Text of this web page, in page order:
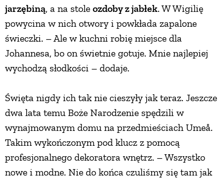
jarzębiną, a na stole ozdoby z jabłek. W Wigilię
powycina w nich otwory i powkłada zapalone
świeczki. – Ale w kuchni robię miejsce dla
Johannesa, bo on świetnie gotuje. Mnie najlepiej
wychodzą słodkości – dodaje.
Święta nigdy ich tak nie cieszyły jak teraz. Jeszcze
dwa lata temu Boże Narodzenie spędzili w
wynajmowanym domu na przedmieściach Umeå.
Takim wykończonym pod klucz z pomocą
profesjonalnego dekoratora wnętrz. – Wszystko
nowe i modne. Nie do końca czuliśmy się tam jak
DANIA GŁÓWNE
CIASTA I DESERY
PRZETWORY
INNE